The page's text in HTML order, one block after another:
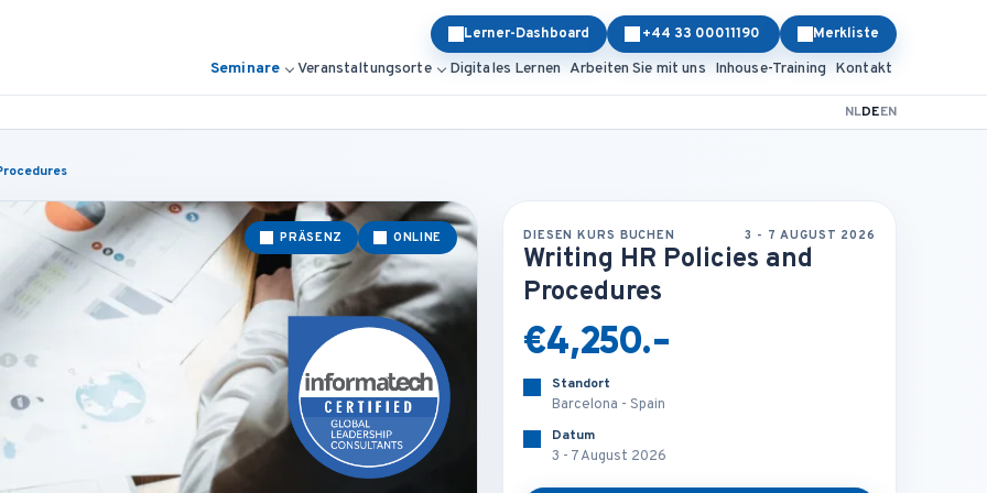
Lerner-Dashboard +44 33 00011190 Merkliste
Seminare Veranstaltungsorte Digitales Lernen Arbeiten Sie mit uns Inhouse-Training Kontakt
NLDEEN
PRÄSENZ ONLINE DIESEN KURS BUCHEN 3 - 7 AUGUST 2026
Writing HR Policies and
Procedures
€4,250.-
Standort
Barcelona - Spain
Datum
3 - 7 August 2026